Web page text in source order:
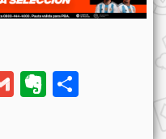
GmailEvernote